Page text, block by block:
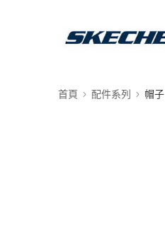
首頁 配件系列 帽子